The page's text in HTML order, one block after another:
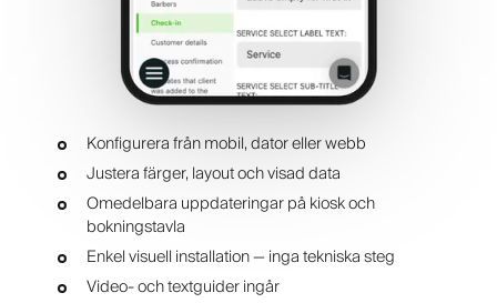
Konfigurera från mobil, dator eller webb
Justera färger, layout och visad data
Omedelbara uppdateringar på kiosk och
bokningstavla
Enkel visuell installation — inga tekniska steg
Video- och textguider ingår